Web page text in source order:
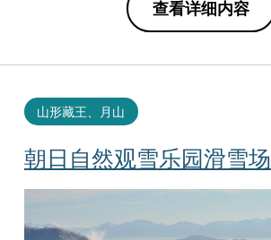
查看详细内容
朝日自然观雪乐园滑雪场
山形藏王、月山